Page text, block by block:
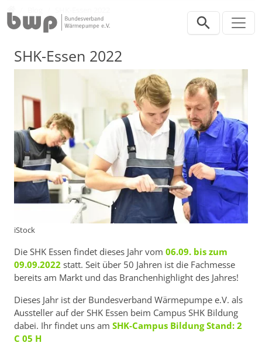
SHK-Essen 2022
iStock
Die SHK Essen findet dieses Jahr vom 06.09. bis zum
09.09.2022 statt. Seit über 50 Jahren ist die Fachmesse
bereits am Markt und das Branchenhighlight des Jahres!
Dieses Jahr ist der Bundesverband Wärmepumpe e.V. als
Aussteller auf der SHK Essen beim Campus SHK Bildung
dabei. Ihr findet uns am SHK-Campus Bildung Stand: 2
C 05 H